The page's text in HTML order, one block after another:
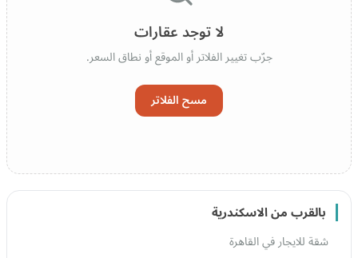
لا توجد عقارات
جرّب تغيير الفلاتر أو الموقع أو نطاق السعر.
مسح الفلاتر
بالقرب من الاسكندرية
شقة للايجار في القاهرة